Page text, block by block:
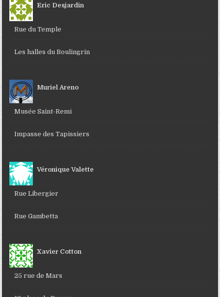
Eric Desjardin
Rue du Temple
Les halles du Boulingrin
Muriel Areno
Musée Saint-Remi
Impasse des Tapissiers
Véronique Valette
Rue Libergier
Rue Gambetta
Xavier Cotton
25 rue de Mars